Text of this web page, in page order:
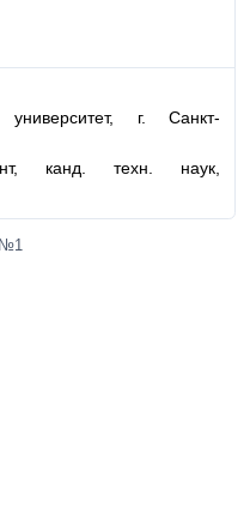
университет, г. Санкт-
канд. техн. наук,
№1